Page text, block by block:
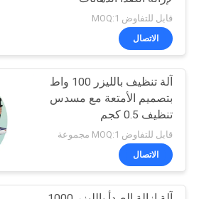
قابل للتفاوض MOQ:1
الاتصال
آلة تنظيف بالليزر 100 واط
بتصميم الأمتعة مع مسدس
تنظيف 0.5 كجم
قابل للتفاوض MOQ:1 مجموعة
الاتصال